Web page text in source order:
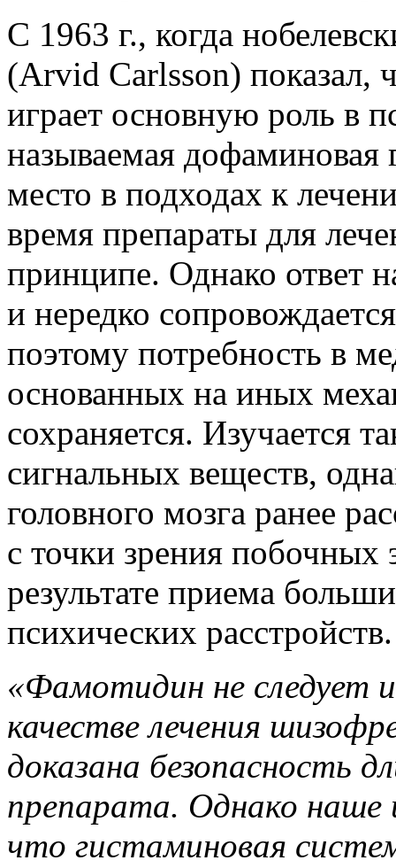
С 1963 г., когда
(Arvid Carlsson) показал,
играет основную роль в
называемая дофаминовая
место в подходах к
время препараты для
принципе. Однако ответ
и нередко
поэтому потребность в
основанных на иных
сохраняется. Изучается
сигнальных веществ,
головного мозга ранее
с точки зрения
результате приема
психических расстройств.
«Фамотидин не следует
качестве лечения
доказана безопасность
препарата. Однако наше
что гистаминовая